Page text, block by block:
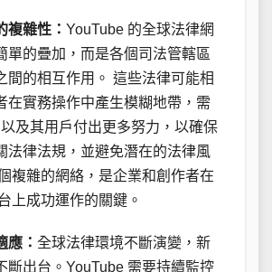
複雜性： YouTube 的全球法律網
單的疊加，而是各個司法管轄區
間的相互作用。 這些法律可能相
在實務操作中產生模糊地帶，需
及其用戶付出更多努力，以確保
法律法規，並避免潛在的法律風
複雜的網絡，是企業和創作者在
上成功運作的關鍵。
應： 全球法律環境不斷演變，新
斷出台。YouTube 需要持續監控